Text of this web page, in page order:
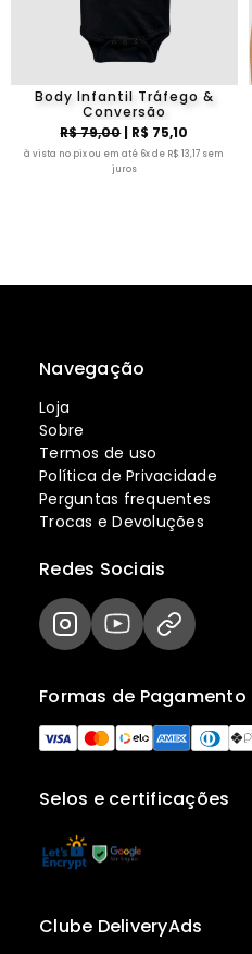
Body Infantil Tráfego &
Conversão
R$ 79,00| R$ 75,10
à vista no pix ou em até 6x de R$ 13,17 sem
juros
Navegação
Loja
Sobre
Termos de uso
Política de Privacidade
Perguntas frequentes
Trocas e Devoluções
Selos e certificações
Formas de Pagamento
Redes Sociais
Clube DeliveryAds